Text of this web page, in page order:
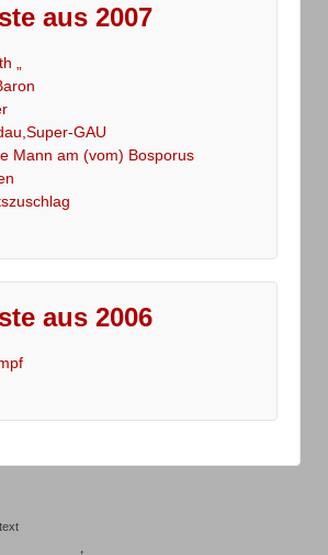
aus 2007
„
GAU
Mann am (vom) Bosporus
aus 2006